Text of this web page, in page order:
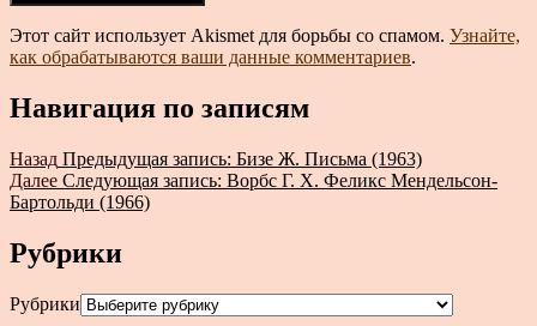
Этот сайт использует Akismet для борьбы со спамом. Узнайте,
как обрабатываются ваши данные комментариев.
Навигация по записям
Назад Предыдущая запись: Бизе Ж. Письма (1963)
Далее Следующая запись: Ворбс Г. Х. Феликс Мендельсон-
Бартольди (1966)
Рубрики
Рубрики